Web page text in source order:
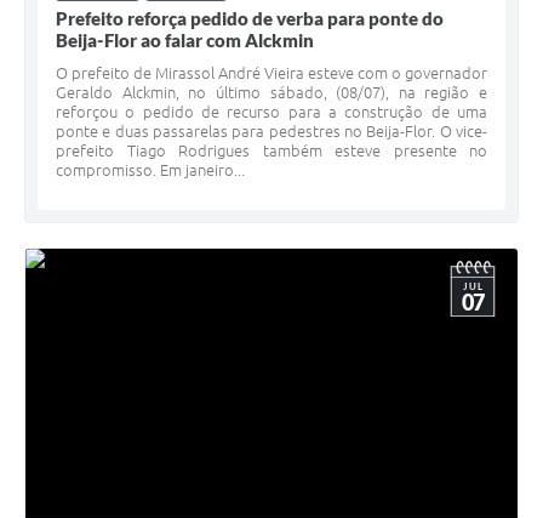
Prefeito reforça pedido de verba para ponte do
Beija-Flor ao falar com Alckmin
O prefeito de Mirassol André Vieira esteve com o governador
Geraldo Alckmin, no último sábado, (08/07), na região e
reforçou o pedido de recurso para a construção de uma
ponte e duas passarelas para pedestres no Beija-Flor. O vice-
prefeito Tiago Rodrigues também esteve presente no
compromisso. Em janeiro...
JUL
07